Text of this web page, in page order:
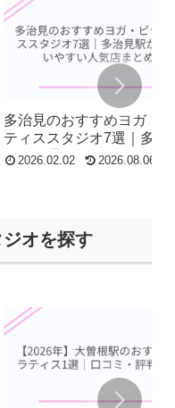
多治見のおすすめヨガ・
ティススタジオ7選｜多治
駅から通いやすい人気店
2026.02.02 2026.08.06
オを探す